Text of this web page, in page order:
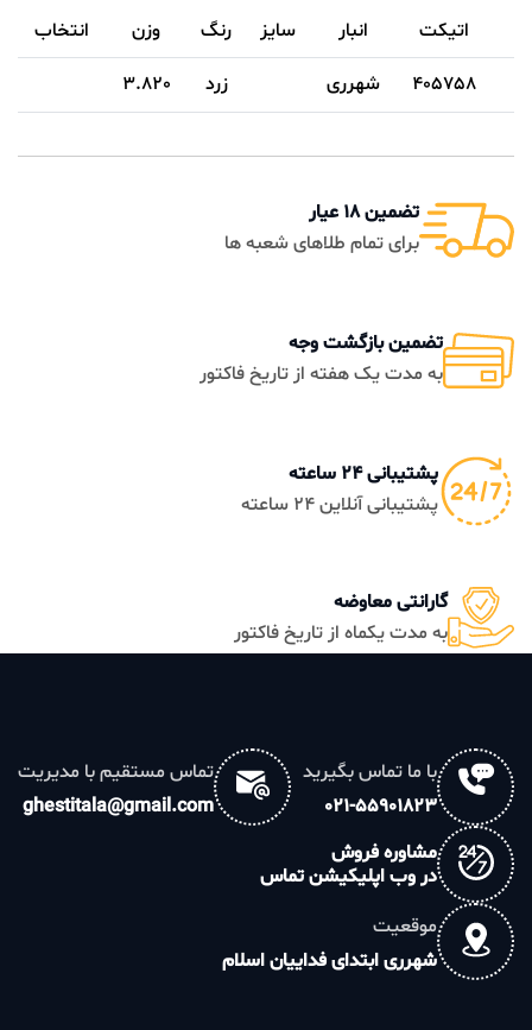
اتیکت انبار سایز رنگ وزن انتخاب
405758 شهرری زرد 3.820
تضمین 18 عیار
برای تمام طلاهای شعبه ها
تضمین بازگشت وجه
به مدت یک هفته از تاریخ فاکتور
پشتیبانی 24 ساعته
پشتیبانی آنلاین 24 ساعته
گارانتی معاوضه
به مدت یکماه از تاریخ فاکتور
با ما تماس بگیرید
021-55901823
تماس مستقیم با مدیریت
ghestitala@gmail.com
مشاوره فروش
در وب اپلیکیشن تماس
موقعیت
شهرری ابتدای فداییان اسلام